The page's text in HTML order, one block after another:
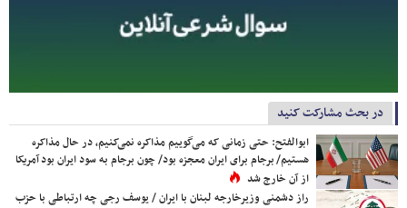
در بحث مشارکت کنید
ابوالفتح: حتی زمانی که می‌گوییم مذاکره نمی‌کنیم، در حال مذاکره
هستیم/ برجام برای ایران معجزه بود/ چون برجام به سود ایران بود آمریکا
از آن خارج شد
راز دشمنی وزیرخارجه لبنان با ایران / یوسف رجی چه ارتباطی با حزب